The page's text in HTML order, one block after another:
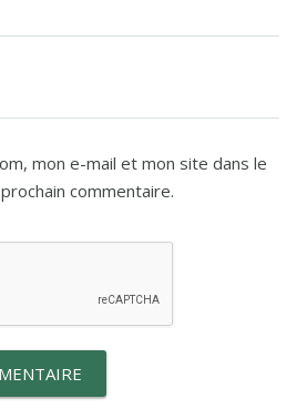
mon e-mail et mon site dans le
commentaire.